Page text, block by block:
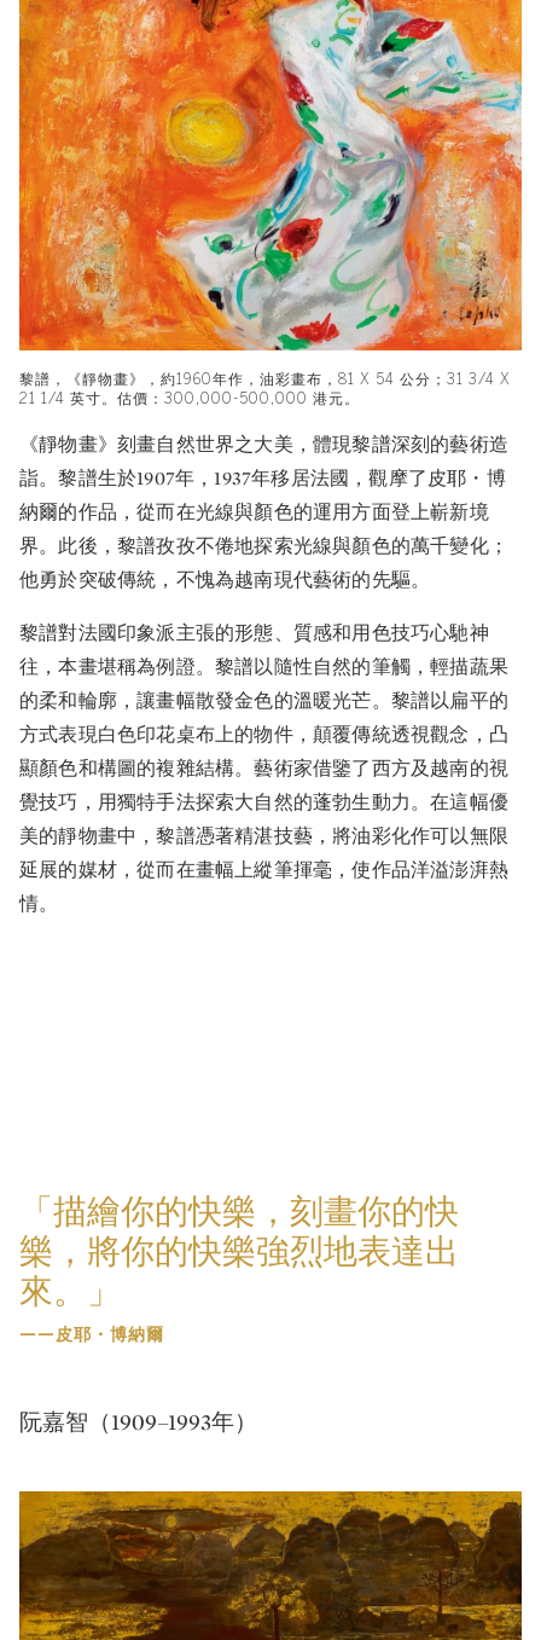
黎譜，《靜物畫》，約1960年作，油彩畫布，81 X 54 公分；31 3/4 X
21 1/4 英寸。估價：300,000-500,000 港元。
《靜物畫》刻畫自然世界之大美，體現黎譜深刻的藝術造
詣。黎譜生於1907年，1937年移居法國，觀摩了皮耶・博
納爾的作品，從而在光線與顏色的運用方面登上嶄新境
界。此後，黎譜孜孜不倦地探索光線與顏色的萬千變化；
他勇於突破傳統，不愧為越南現代藝術的先驅。
黎譜對法國印象派主張的形態、質感和用色技巧心馳神
往，本畫堪稱為例證。黎譜以隨性自然的筆觸，輕描蔬果
的柔和輪廓，讓畫幅散發金色的溫暖光芒。黎譜以扁平的
方式表現白色印花桌布上的物件，顛覆傳統透視觀念，凸
顯顏色和構圖的複雜結構。藝術家借鑒了西方及越南的視
覺技巧，用獨特手法探索大自然的蓬勃生動力。在這幅優
美的靜物畫中，黎譜憑著精湛技藝，將油彩化作可以無限
延展的媒材，從而在畫幅上縱筆揮毫，使作品洋溢澎湃熱
情。
「描繪你的快樂，刻畫你的快
樂，將你的快樂強烈地表達出
來。」
——皮耶・博納爾
阮嘉智（1909–1993年）